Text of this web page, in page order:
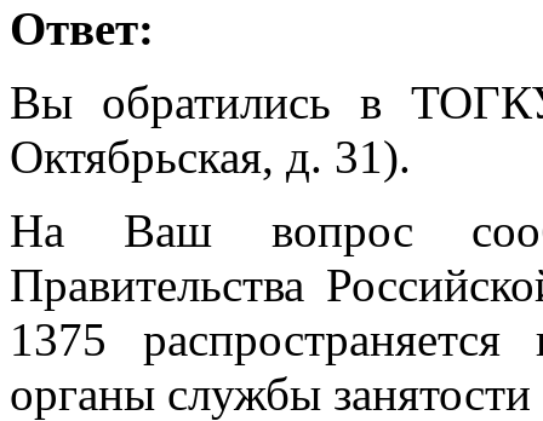
Ответ:
Вы обратились в
Октябрьская, д. 31).
На Ваш вопрос
Правительства
1375
органы службы занятости